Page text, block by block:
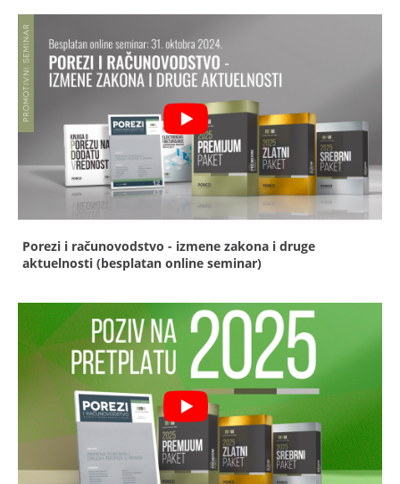
Porezi i računovodstvo - izmene zakona i druge
aktuelnosti (besplatan online seminar)